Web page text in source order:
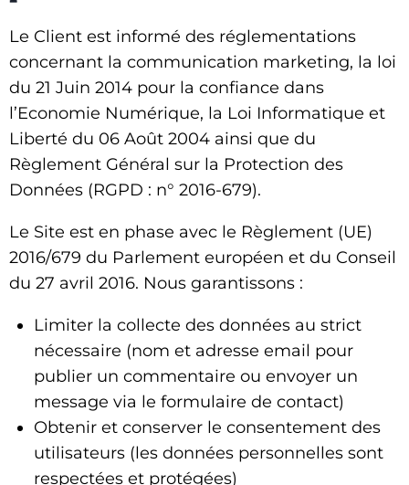
Le Client est informé des réglementations
concernant la communication marketing, la loi
du 21 Juin 2014 pour la confiance dans
l’Economie Numérique, la Loi Informatique et
Liberté du 06 Août 2004 ainsi que du
Règlement Général sur la Protection des
Données (RGPD : n° 2016-679).
Le Site est en phase avec le Règlement (UE)
2016/679 du Parlement européen et du Conseil
du 27 avril 2016. Nous garantissons :
Limiter la collecte des données au strict
nécessaire (nom et adresse email pour
publier un commentaire ou envoyer un
message via le formulaire de contact)
Obtenir et conserver le consentement des
utilisateurs (les données personnelles sont
respectées et protégées)